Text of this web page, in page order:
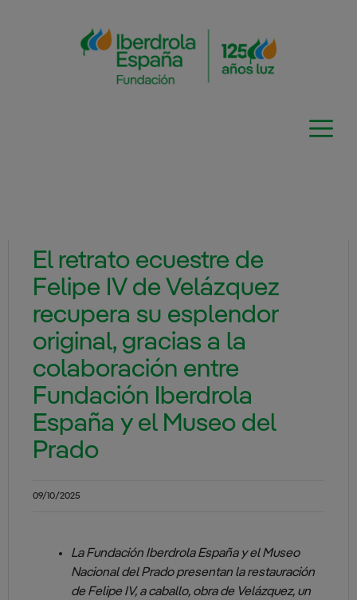
El retrato ecuestre de
Felipe IV de Velázquez
recupera su esplendor
original, gracias a la
colaboración entre
Fundación Iberdrola
España y el Museo del
Prado
09/10/2025
La Fundación Iberdrola España y el Museo
Nacional del Prado presentan la restauración
de Felipe IV, a caballo, obra de Velázquez, un